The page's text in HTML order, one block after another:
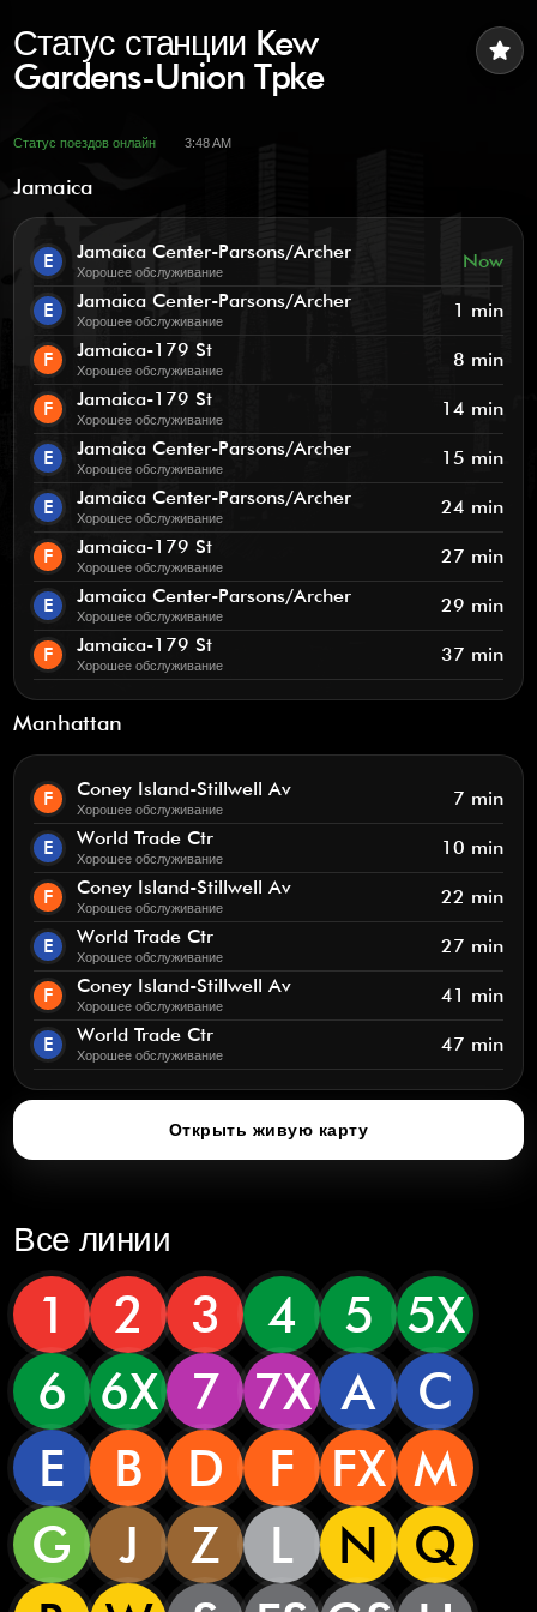
star
Статус станции Kew
Gardens-Union Tpke
Статус поездов онлайн 3:48 AM
Jamaica
E Jamaica Center-Parsons/Archer
Хорошее обслуживание Now
E Jamaica Center-Parsons/Archer
Хорошее обслуживание 1 min
F Jamaica-179 St
Хорошее обслуживание 8 min
F Jamaica-179 St
Хорошее обслуживание 14 min
E Jamaica Center-Parsons/Archer
Хорошее обслуживание 15 min
E Jamaica Center-Parsons/Archer
Хорошее обслуживание 24 min
F Jamaica-179 St
Хорошее обслуживание 27 min
E Jamaica Center-Parsons/Archer
Хорошее обслуживание 29 min
F Jamaica-179 St
Хорошее обслуживание 37 min
Manhattan
F Coney Island-Stillwell Av
Хорошее обслуживание 7 min
E World Trade Ctr
Хорошее обслуживание 10 min
F Coney Island-Stillwell Av
Хорошее обслуживание 22 min
E World Trade Ctr
Хорошее обслуживание 27 min
F Coney Island-Stillwell Av
Хорошее обслуживание 41 min
E World Trade Ctr
Хорошее обслуживание 47 min
Открыть живую карту
Все линии
1 2 3 4 5 5X
6
6X 7 7X A
C
E
B D F FX M
G
J Z L N
Q